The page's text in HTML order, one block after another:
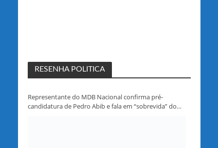
RESENHA POLITICA
Representante do MDB Nacional confirma pré-
candidatura de Pedro Abib e fala em “sobrevida” do